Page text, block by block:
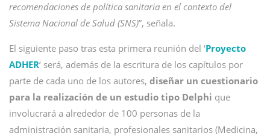
recomendaciones de política sanitaria en el contexto del
Sistema Nacional de Salud (SNS)”, señala.
El siguiente paso tras esta primera reunión del ‘Proyecto
ADHER‘ será, además de la escritura de los capítulos por
parte de cada uno de los autores, diseñar un cuestionario
para la realización de un estudio tipo Delphi que
involucrará a alrededor de 100 personas de la
administración sanitaria, profesionales sanitarios (Medicina,